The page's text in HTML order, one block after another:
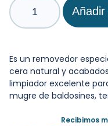
Es un removedor
cera natural y
limpiador excelente
mugre de baldosines,
Recibimos